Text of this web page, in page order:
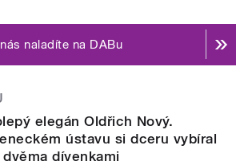
naladíte na DABu
elegán Oldřich Nový.
ústavu si dceru vybíral
dvěma dívenkami